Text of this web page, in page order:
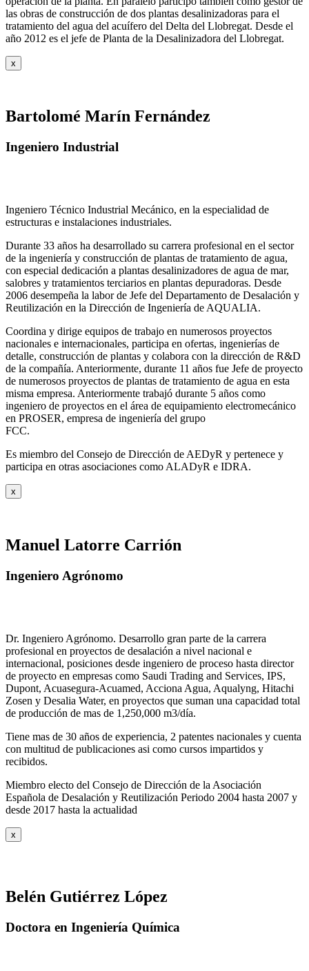
las obras de construcción de dos plantas desalinizadoras para el
tratamiento del agua del acuífero del Delta del Llobregat. Desde el
año 2012 es el jefe de Planta de la Desalinizadora del Llobregat.
x
Bartolomé Marín Fernández
Ingeniero Industrial
Ingeniero Técnico Industrial Mecánico, en la especialidad de
estructuras e instalaciones industriales.
Durante 33 años ha desarrollado su carrera profesional en el sector
de la ingeniería y construcción de plantas de tratamiento de agua,
con especial dedicación a plantas desalinizadores de agua de mar,
salobres y tratamientos terciarios en plantas depuradoras. Desde
2006 desempeña la labor de Jefe del Departamento de Desalación y
Reutilización en la Dirección de Ingeniería de AQUALIA.
Coordina y dirige equipos de trabajo en numerosos proyectos
nacionales e internacionales, participa en ofertas, ingenierías de
detalle, construcción de plantas y colabora con la dirección de R&D
de la compañía. Anteriormente, durante 11 años fue Jefe de proyecto
de numerosos proyectos de plantas de tratamiento de agua en esta
misma empresa. Anteriormente trabajó durante 5 años como
ingeniero de proyectos en el área de equipamiento electromecánico
en PROSER, empresa de ingeniería del grupo
FCC.
Es miembro del Consejo de Dirección de AEDyR y pertenece y
participa en otras asociaciones como ALADyR e IDRA.
x
Manuel Latorre Carrión
Ingeniero Agrónomo
Dr. Ingeniero Agrónomo. Desarrollo gran parte de la carrera
profesional en proyectos de desalación a nivel nacional e
internacional, posiciones desde ingeniero de proceso hasta director
de proyecto en empresas como Saudi Trading and Services, IPS,
Dupont, Acuasegura-Acuamed, Acciona Agua, Aqualyng, Hitachi
Zosen y Desalia Water, en proyectos que suman una capacidad total
de producción de mas de 1,250,000 m3/día.
Tiene mas de 30 años de experiencia, 2 patentes nacionales y cuenta
con multitud de publicaciones asi como cursos impartidos y
recibidos.
Miembro electo del Consejo de Dirección de la Asociación
Española de Desalación y Reutilización Periodo 2004 hasta 2007 y
desde 2017 hasta la actualidad
x
Belén Gutiérrez López
Doctora en Ingeniería Química